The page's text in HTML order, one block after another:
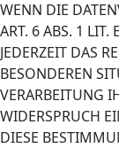
WENN DIE
ART. 6 ABS. 1 LIT.
JEDERZEIT DAS
BESONDEREN
VERARBEITUNG
WIDERSPRUCH
DIESE